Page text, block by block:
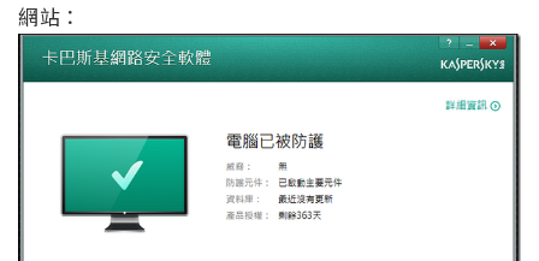
網站：